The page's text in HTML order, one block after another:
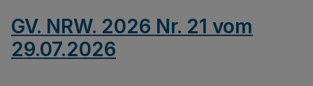
GV. NRW. 2026 Nr. 21 vom
29.07.2026